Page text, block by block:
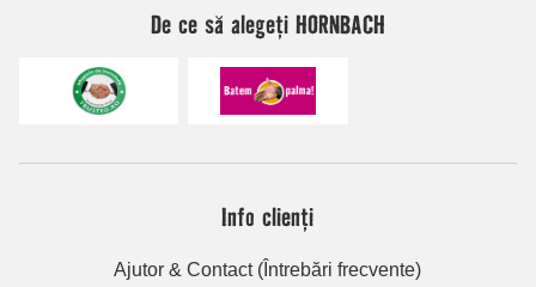
De ce să alegeți HORNBACH
Info clienți
Ajutor & Contact (Întrebări frecvente)